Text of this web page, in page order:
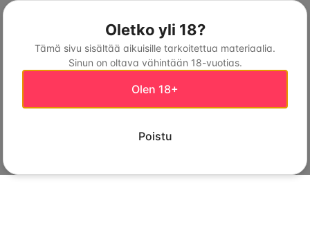
Oletko yli 18?
Tämä sivu sisältää aikuisille tarkoitettua materiaalia.
Sinun on oltava vähintään 18-vuotias.
Olen 18+
Poistu